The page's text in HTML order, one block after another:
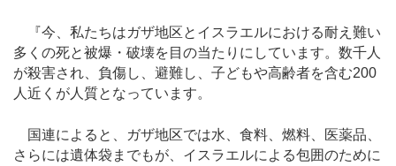
『今、私たちはガザ地区とイスラエルにおける耐え難い
多くの死と被爆・破壊を目の当たりにしています。数千人
が殺害され、負傷し、避難し、子どもや高齢者を含む200
人近くが人質となっています。
国連によると、ガザ地区では水、食料、燃料、医薬品、
さらには遺体袋までもが、イスラエルによる包囲のために